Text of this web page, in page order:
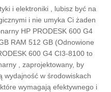
i elektroniki , lubisz być na
i nie umyka Ci żaden
HP PRODESK 600 G4
RAM 512 GB (Odnowione
600 G4 CI3-8100 to
, zaprojektowany, by
wydajność w środowiskach
wymagają efektywnego i